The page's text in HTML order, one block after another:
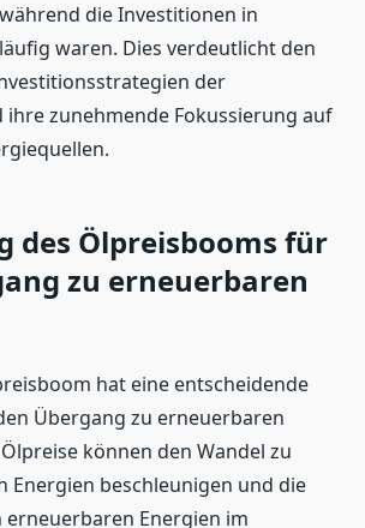
die Investitionen in
waren. Dies verdeutlicht den
der
ihre zunehmende Fokussierung auf
des Ölpreisbooms für
zu erneuerbaren
hat eine entscheidende
Übergang zu erneuerbaren
können den Wandel zu
Energien beschleunigen und die
Energien im